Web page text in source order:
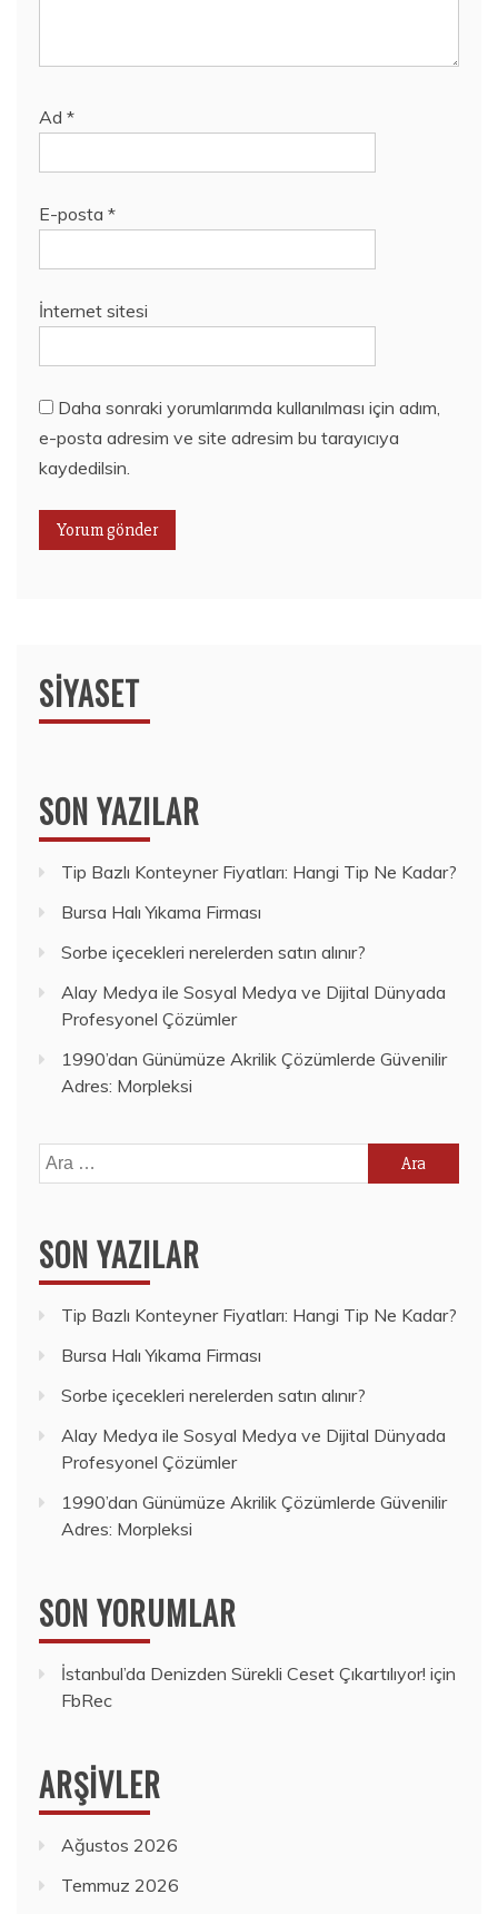
Ad *
E-posta *
İnternet sitesi
Daha sonraki yorumlarımda kullanılması için adım,
e-posta adresim ve site adresim bu tarayıcıya
kaydedilsin.
SIYASET
SON YAZILAR
Tip Bazlı Konteyner Fiyatları: Hangi Tip Ne Kadar?
Bursa Halı Yıkama Firması
Sorbe içecekleri nerelerden satın alınır?
Alay Medya ile Sosyal Medya ve Dijital Dünyada
Profesyonel Çözümler
1990’dan Günümüze Akrilik Çözümlerde Güvenilir
Adres: Morpleksi
Arama:
SON YAZILAR
Tip Bazlı Konteyner Fiyatları: Hangi Tip Ne Kadar?
Bursa Halı Yıkama Firması
Sorbe içecekleri nerelerden satın alınır?
Alay Medya ile Sosyal Medya ve Dijital Dünyada
Profesyonel Çözümler
1990’dan Günümüze Akrilik Çözümlerde Güvenilir
Adres: Morpleksi
SON YORUMLAR
İstanbul’da Denizden Sürekli Ceset Çıkartılıyor! için
FbRec
ARŞIVLER
Ağustos 2026
Temmuz 2026